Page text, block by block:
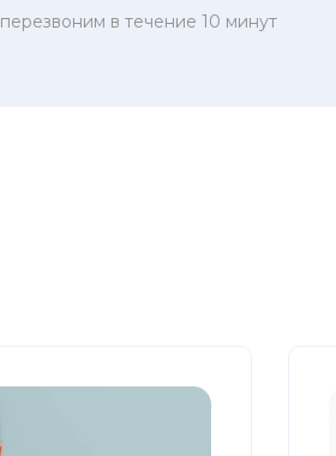
перезвоним в течение 10 минут